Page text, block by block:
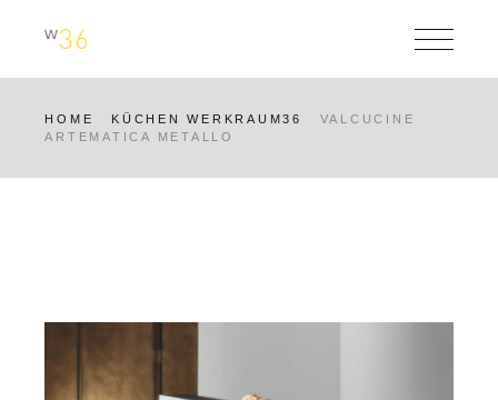
HOME KÜCHEN WERKRAUM36
VALCUCINE
ARTEMATICA METALLO